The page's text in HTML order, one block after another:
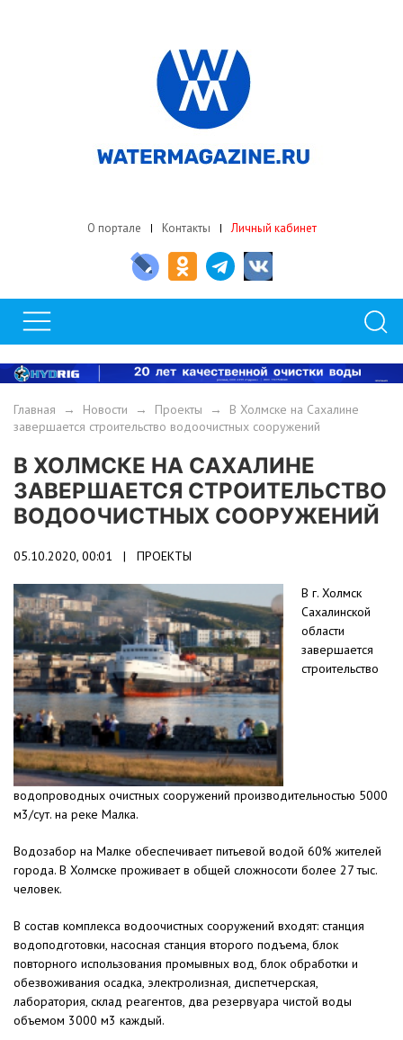
О портале Контакты Личный кабинет
Главная → Новости → Проекты → В Холмске на Сахалине
завершается строительство водоочистных сооружений
В ХОЛМСКЕ НА САХАЛИНЕ
ЗАВЕРШАЕТСЯ СТРОИТЕЛЬСТВО
ВОДООЧИСТНЫХ СООРУЖЕНИЙ
05.10.2020, 00:01 | ПРОЕКТЫ
В г. Холмск
Сахалинской
области
завершается
строительство
водопроводных очистных сооружений производительностью 5000
м3/сут. на реке Малка.
Водозабор на Малке обеспечивает питьевой водой 60% жителей
города. В Холмске проживает в общей сложносоти более 27 тыс.
человек.
В состав комплекса водоочистных сооружений входят: станция
водоподготовки, насосная станция второго подъема, блок
повторного использования промывных вод, блок обработки и
обезвоживания осадка, электролизная, диспетчерская,
лаборатория, склад реагентов, два резервуара чистой воды
объемом 3000 м3 каждый.